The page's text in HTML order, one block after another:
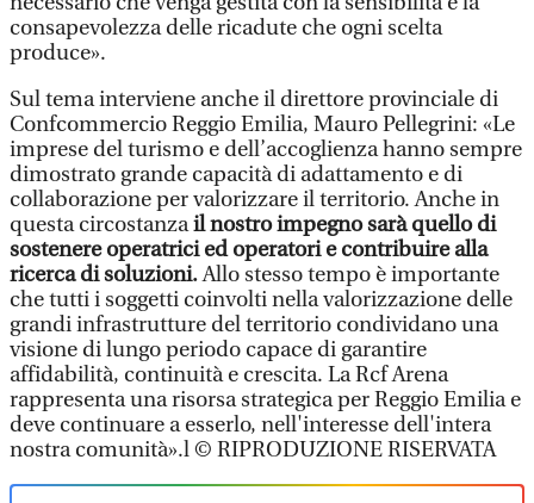
consapevolezza delle ricadute che ogni scelta
produce».
Sul tema interviene anche il direttore provinciale di
Confcommercio Reggio Emilia, Mauro Pellegrini: «Le
imprese del turismo e dell’accoglienza hanno sempre
dimostrato grande capacità di adattamento e di
collaborazione per valorizzare il territorio. Anche in
questa circostanzail nostro impegno sarà quello di
sostenere operatrici ed operatori e contribuire alla
ricerca di soluzioni.Allo stesso tempo è importante
che tutti i soggetti coinvolti nella valorizzazione delle
grandi infrastrutture del territorio condividano una
visione di lungo periodo capace di garantire
affidabilità, continuità e crescita. La Rcf Arena
rappresenta una risorsa strategica per Reggio Emilia e
deve continuare a esserlo, nell'interesse dell'intera
nostra comunità».l © RIPRODUZIONE RISERVATA